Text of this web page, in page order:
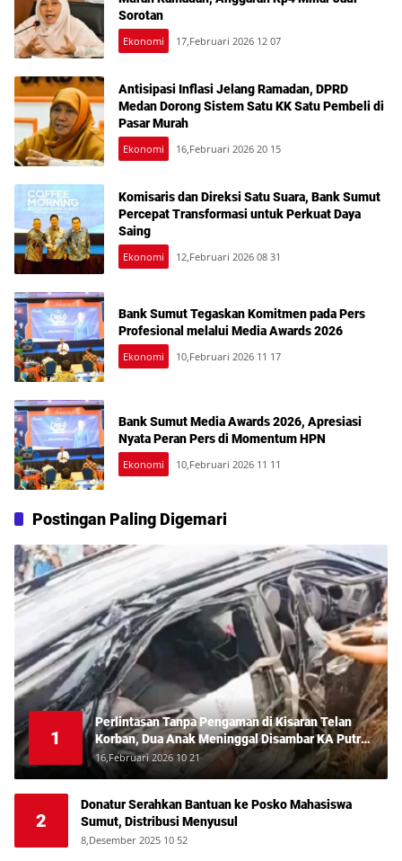
Sorotan
Ekonomi 17,Februari 2026 12 07
Antisipasi Inflasi Jelang Ramadan, DPRD
Medan Dorong Sistem Satu KK Satu Pembeli di
Pasar Murah
Ekonomi 16,Februari 2026 20 15
Komisaris dan Direksi Satu Suara, Bank Sumut
Percepat Transformasi untuk Perkuat Daya
Saing
Ekonomi 12,Februari 2026 08 31
Bank Sumut Tegaskan Komitmen pada Pers
Profesional melalui Media Awards 2026
Ekonomi 10,Februari 2026 11 17
Bank Sumut Media Awards 2026, Apresiasi
Nyata Peran Pers di Momentum HPN
Ekonomi 10,Februari 2026 11 11
Postingan Paling Digemari
1
Perlintasan Tanpa Pengaman di Kisaran Telan
Korban, Dua Anak Meninggal Disambar KA Putri
Deli
16,Februari 2026 10 21
2
Donatur Serahkan Bantuan ke Posko Mahasiswa
Sumut, Distribusi Menyusul
8,Desember 2025 10 52